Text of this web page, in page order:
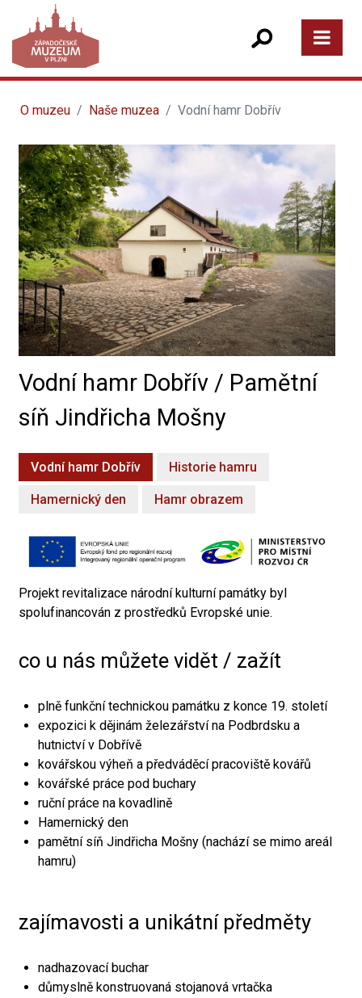
O muzeu Naše muzea Vodní hamr Dobřív
Vodní hamr Dobřív / Pamětní
síň Jindřicha Mošny
Vodní hamr Dobřív Historie hamru
Hamernický den Hamr obrazem
Projekt revitalizace národní kulturní památky byl
spolufinancován z prostředků Evropské unie.
co u nás můžete vidět / zažít
plně funkční technickou památku z konce 19. století
expozici k dějinám železářství na Podbrdsku a
hutnictví v Dobřívě
kovářskou výheň a předváděcí pracoviště kovářů
kovářské práce pod buchary
ruční práce na kovadlině
Hamernický den
pamětní síň Jindřicha Mošny (nachází se mimo areál
hamru)
zajímavosti a unikátní předměty
nadhazovací buchar
důmyslně konstruovaná stojanová vrtačka